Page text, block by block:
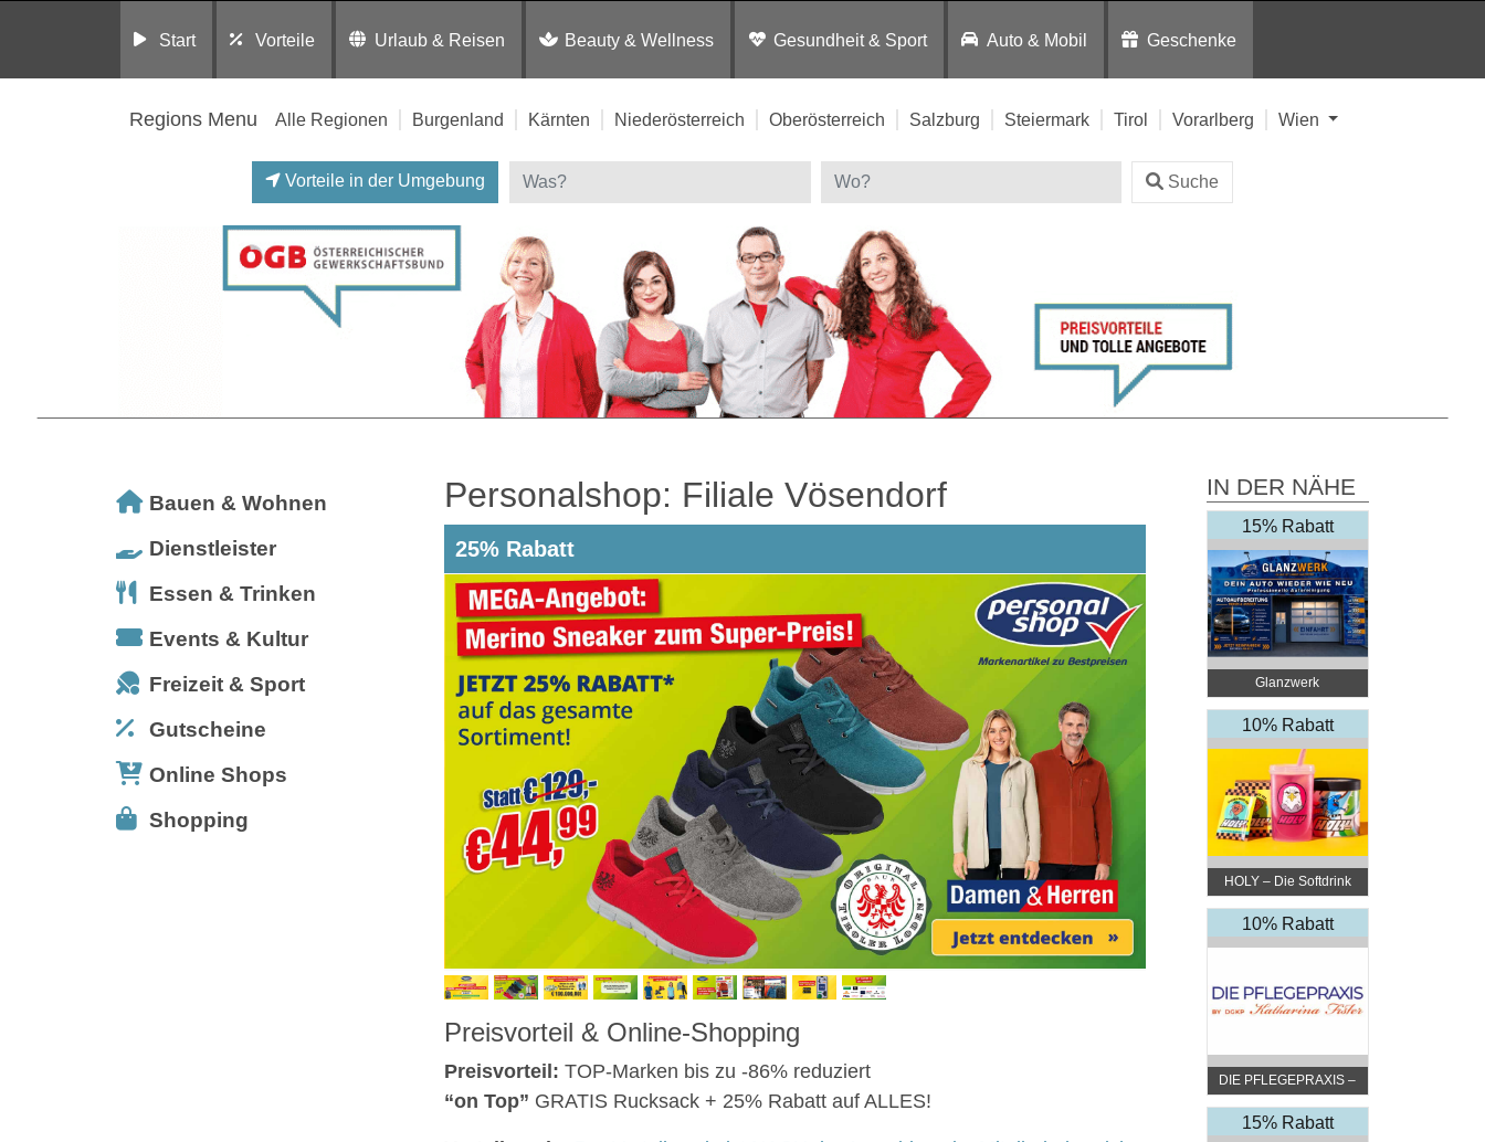
Start Vorteile Urlaub & Reisen Beauty & Wellness Gesundheit & Sport Auto & Mobil Geschenke
Regions Menu Alle Regionen Burgenland Kärnten Niederösterreich Oberösterreich Salzburg Steiermark Tirol Vorarlberg Wien
Vorteile in der Umgebung Suche
Bauen & Wohnen
Dienstleister
Essen & Trinken
Events & Kultur
Freizeit & Sport
Gutscheine
Online Shops
Shopping
Personalshop: Filiale Vösendorf
25% Rabatt
Preisvorteil & Online-Shopping
Preisvorteil: TOP-Marken bis zu -86% reduziert
“on Top” GRATIS Rucksack + 25% Rabatt auf ALLES!
IN DER NÄHE
15% Rabatt
Glanzwerk
Autoreinigung
10% Rabatt
HOLY – Die Softdrink
Revolution
10% Rabatt
DIE PFLEGEPRAXIS –
by DGKP Katharina
Fister
15% Rabatt